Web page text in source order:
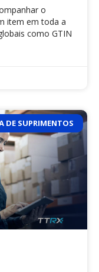
o
item em toda a
como GTIN
DE SUPRIMENTOS